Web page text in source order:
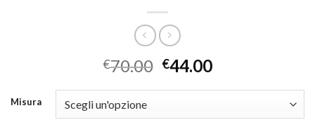
€70.00 €44.00
Misura